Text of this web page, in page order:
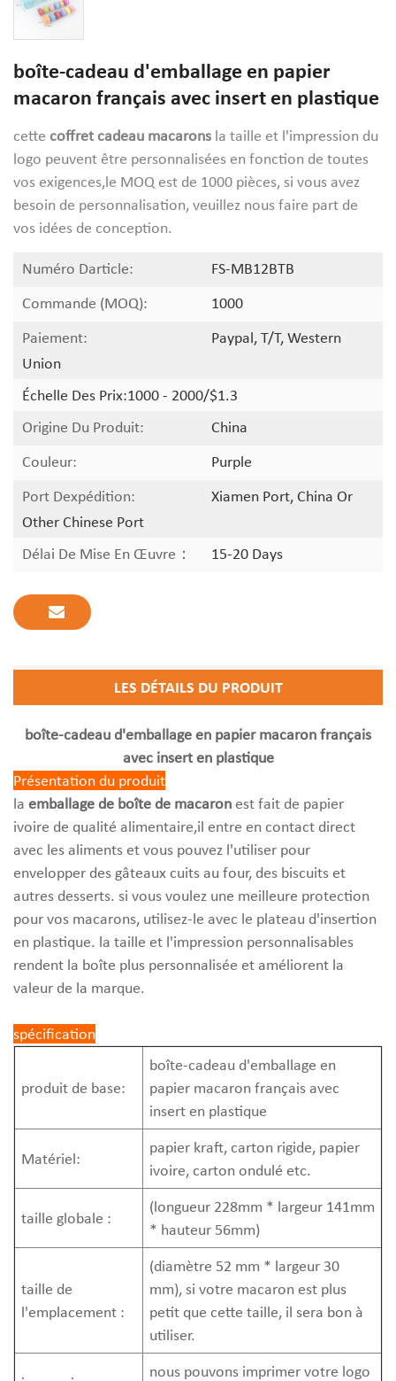
boîte-cadeau d'emballage en papier
macaron français avec insert en plastique
cette coffret cadeau macarons la taille et l'impression du
logo peuvent être personnalisées en fonction de toutes
vos exigences,le MOQ est de 1000 pièces, si vous avez
besoin de personnalisation, veuillez nous faire part de
vos idées de conception.
Numéro Darticle:
FS-MB12BTB
Commande (MOQ):
1000
Paiement:
Paypal, T/T, Western
Union
Échelle Des Prix:1000 - 2000/$1.3
Origine Du Produit:
China
Couleur:
Purple
Port Dexpédition:
Xiamen Port, China Or
Other Chinese Port
Délai De Mise En Œuvre：
15-20 Days
LES DÉTAILS DU PRODUIT
boîte-cadeau d'emballage en papier macaron français
avec insert en plastique
Présentation du produit
la emballage de boîte de macaron est fait de papier
ivoire de qualité alimentaire,il entre en contact direct
avec les aliments et vous pouvez l'utiliser pour
envelopper des gâteaux cuits au four, des biscuits et
autres desserts. si vous voulez une meilleure protection
pour vos macarons, utilisez-le avec le plateau d'insertion
en plastique. la taille et l'impression personnalisables
rendent la boîte plus personnalisée et améliorent la
valeur de la marque.
spécification
produit de base:
boîte-cadeau d'emballage en
papier macaron français avec
insert en plastique
Matériel:
papier kraft, carton rigide, papier
ivoire, carton ondulé etc.
taille globale :
(longueur 228mm * largeur 141mm
* hauteur 56mm)
taille de
l'emplacement :
(diamètre 52 mm * largeur 30
mm), si votre macaron est plus
petit que cette taille, il sera bon à
utiliser.
nous pouvons imprimer votre logo